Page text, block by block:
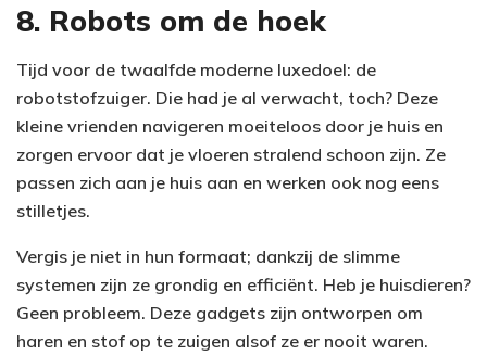
8. Robots om de hoek
Tijd voor de twaalfde moderne luxedoel: de
robotstofzuiger. Die had je al verwacht, toch? Deze
kleine vrienden navigeren moeiteloos door je huis en
zorgen ervoor dat je vloeren stralend schoon zijn. Ze
passen zich aan je huis aan en werken ook nog eens
stilletjes.
Vergis je niet in hun formaat; dankzij de slimme
systemen zijn ze grondig en efficiënt. Heb je huisdieren?
Geen probleem. Deze gadgets zijn ontworpen om
haren en stof op te zuigen alsof ze er nooit waren.